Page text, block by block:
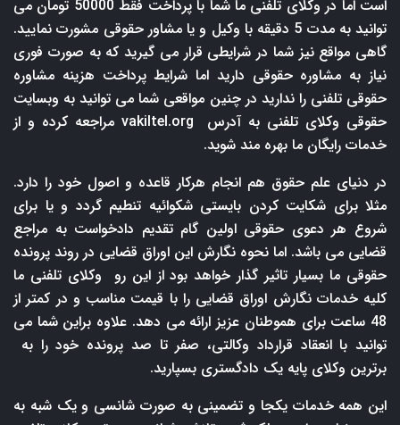
است اما در وکلای تلفنی ما شما با پرداخت فقط 50000 تومان می
توانید به مدت 5 دقیقه با وکیل و یا مشاور حقوقی مشورت نمایید.
گاهی مواقع نیز شما در شرایطی قرار می گیرید که به صورت فوری
نیاز به مشاوره حقوقی دارید اما شرایط پرداخت هزینه مشاوره
حقوقی تلفنی را ندارید در چنین مواقعی شما می توانید به وبسایت
حقوقی وکلای تلفنی به آدرس
vakiltel.org مراجعه کرده و از
خدمات رایگان ما بهره مند شوید.
در دنیای علم حقوق هم انجام هرکار قاعده و اصول خود را دارد.
مثلا برای شکایت کردن بایستی شکوائیه تنطیم گردد و یا برای
شروع هر دعوی حقوقی اولین گام تقدیم دادخواست به مراجع
قضایی می باشد. اما نحوه نگارش این اوراق قضایی در روند پرونده
حقوقی ما بسیار تاثیر گذار خواهد بود از این رو وکلای تلفنی ما
کلیه خدمات نگارش اوراق قضایی را با قیمت مناسب و در کمتر از
48 ساعت برای هموطنان عزیز ارائه می دهد. علاوه براین شما می
توانید با انعقاد قرارداد وکالتی، صفر تا صد پرونده خود را به
برترین وکلای پایه یک دادگستری بسپارید.
این همه خدمات یکجا و تضمینی به صورت شانسی و یک شبه به